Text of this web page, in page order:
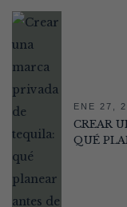
ENE 27,
CREAR
QUÉ